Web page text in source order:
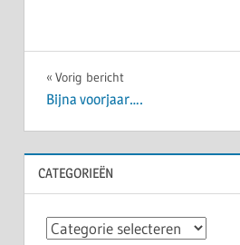
Bericht
navigatie
Vorig bericht
Bijna voorjaar….
CATEGORIEËN
Categorieën